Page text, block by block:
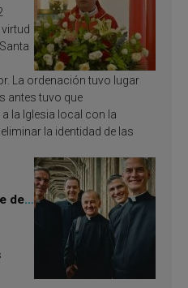
La ordenación tuvo lugar
antes tuvo que
la Iglesia local con la
la identidad de las
de